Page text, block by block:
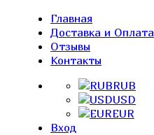
Главная
Доставка и Оплата
Отзывы
Контакты
RUB
USD
EUR
Вход